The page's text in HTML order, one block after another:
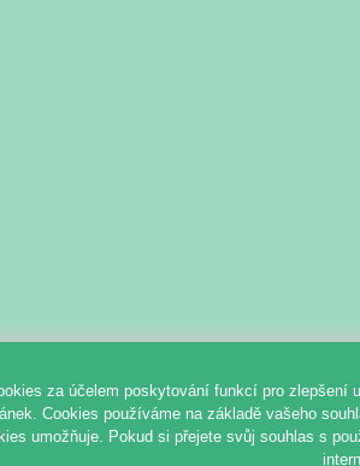
za účelem poskytování funkcí pro zlepšení
Cookies používáme na základě vašeho
umožňuje. Pokud si přejete svůj souhlas s